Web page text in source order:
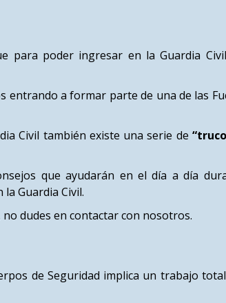
poder ingresar en la Guardia
entrando a formar parte de una de las
Civil también existe una serie de
que ayudarán en el día a día
Guardia Civil.
dudes en contactar con nosotros.
de Seguridad implica un trabajo